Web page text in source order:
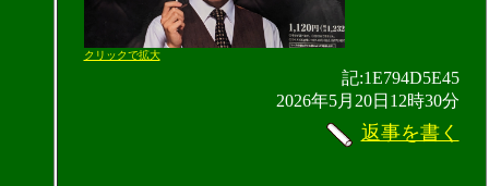
クリックで拡大
記:1E794D5E45
2026年5月20日12時30分
返事を書く